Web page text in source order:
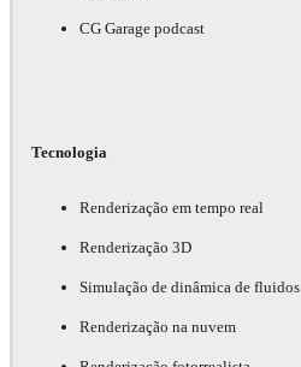
CG Garage podcast
Tecnologia
Renderização em tempo real
Renderização 3D
Simulação de dinâmica de fluidos
Renderização na nuvem